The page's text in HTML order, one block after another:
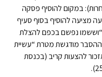
במקום להוסיף פסקה
ההצעה מציעה להוסיף בסוף סעיף
“וששמו נפשם בכפם להצלת
ההסבר מודגשת מטרת “עשיית
להצעות קריב (בכנסת